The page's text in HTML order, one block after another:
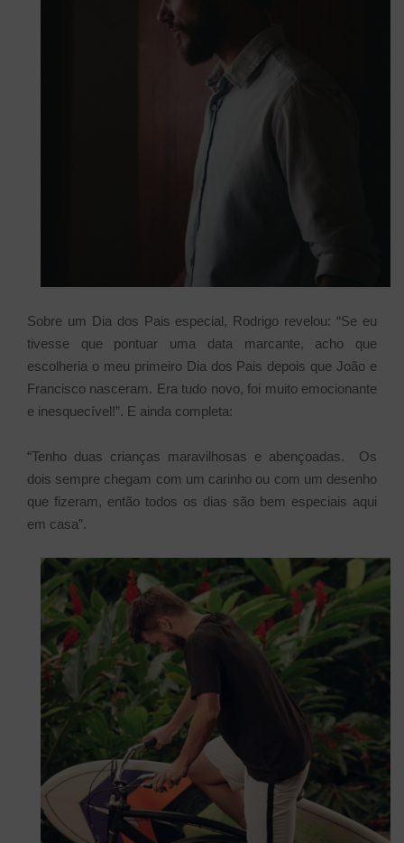
Sobre um Dia dos Pais especial, Rodrigo revelou: “Se eu
tivesse que pontuar uma data marcante, acho que
escolheria o meu primeiro Dia dos Pais depois que João e
Francisco nasceram. Era tudo novo, foi muito emocionante
e inesquecível!”. E ainda completa:
“Tenho duas crianças maravilhosas e abençoadas. Os
dois sempre chegam com um carinho ou com um desenho
que fizeram, então todos os dias são bem especiais aqui
em casa”.